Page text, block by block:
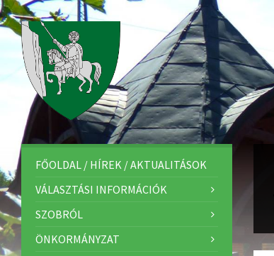
FŐOLDAL / HÍREK / AKTUALITÁSOK
VÁLASZTÁSI INFORMÁCIÓK
SZOBRÓL
ÖNKORMÁNYZAT